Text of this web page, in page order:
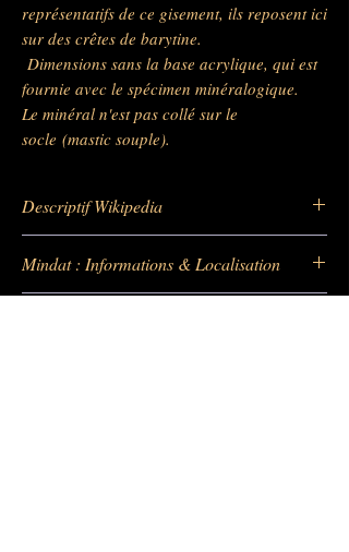
représentatifs de ce gisement, ils reposent ici
sur des crêtes de barytine.
Dimensions sans la base acrylique, qui est
fournie avec le spécimen minéralogique.
Le minéral n'est pas collé sur le
socle (mastic souple).
Descriptif Wikipedia
Mindat : Informations & Localisation